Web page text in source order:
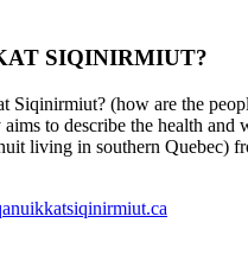
SIQINIRMIUT?
Siqinirmiut? (how are the
to describe the health and
living in southern Quebec)